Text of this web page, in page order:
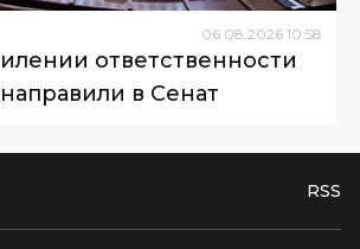
06 08 2026 10:58
ответственности
в Сенат
RSS